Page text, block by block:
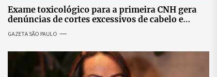
Exame toxicológico para a primeira CNH gera
denúncias de cortes excessivos de cabelo e
revolta entre candidatas
GAZETA SÃO PAULO